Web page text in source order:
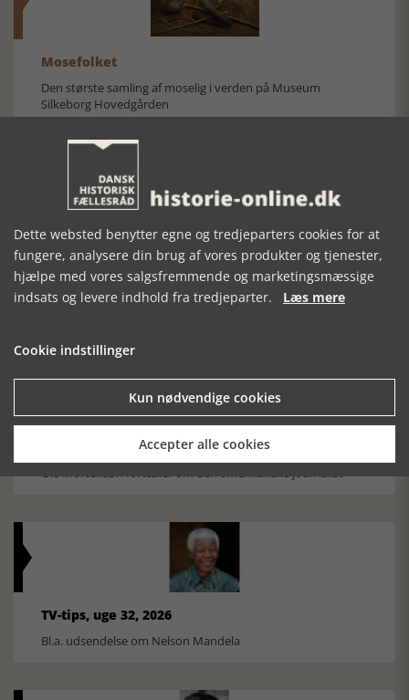
Mosefolket
Den største samling af moselig i verden på Museum
Silkeborg Hovedgården
Historisk festival i Faaborg
FOBURGH Faaborg Internationale Historie Festival 2026 30.
oktober - 1. november 2026
Historiens Aktører 79 - John Reed
Ole Mortensøn fortæller om den amerikanske journalist
TV-tips, uge 32, 2026
Bl.a. udsendelse om Nelson Mandela
Dette websted benytter egne og tredjeparters cookies for at
fungere, analysere din brug af vores produkter og tjenester,
hjælpe med vores salgsfremmende og marketingsmæssige
indsats og levere indhold fra tredjeparter. Læs mere
Cookie indstillinger
Kun nødvendige cookies
Accepter alle cookies